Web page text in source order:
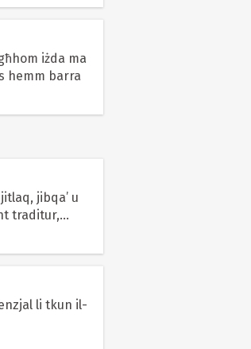
iżda ma
hemm barra
jibqa’ u
traditur,
li tkun il-